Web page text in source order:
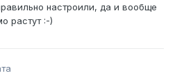
настроили, да и вообще
растут :-)